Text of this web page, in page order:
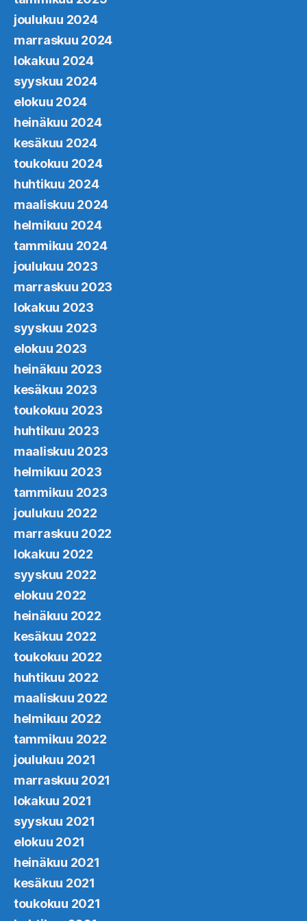
joulukuu 2024
marraskuu 2024
lokakuu 2024
syyskuu 2024
elokuu 2024
heinäkuu 2024
kesäkuu 2024
toukokuu 2024
huhtikuu 2024
maaliskuu 2024
helmikuu 2024
tammikuu 2024
joulukuu 2023
marraskuu 2023
lokakuu 2023
syyskuu 2023
elokuu 2023
heinäkuu 2023
kesäkuu 2023
toukokuu 2023
huhtikuu 2023
maaliskuu 2023
helmikuu 2023
tammikuu 2023
joulukuu 2022
marraskuu 2022
lokakuu 2022
syyskuu 2022
elokuu 2022
heinäkuu 2022
kesäkuu 2022
toukokuu 2022
huhtikuu 2022
maaliskuu 2022
helmikuu 2022
tammikuu 2022
joulukuu 2021
marraskuu 2021
lokakuu 2021
syyskuu 2021
elokuu 2021
heinäkuu 2021
kesäkuu 2021
toukokuu 2021